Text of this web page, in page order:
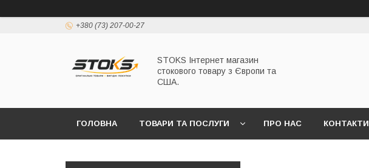
+380 (73) 207-00-27
STOKS Інтернет магазин
стокового товару з Європи та
США.
ГОЛОВНА ТОВАРИ ТА ПОСЛУГИ ПРО НАС КОНТАКТИ